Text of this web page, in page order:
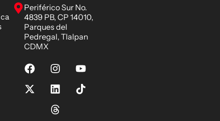
Periférico Sur No.
4839 PB, CP 14010,
Parques del
Pedregal, Tlalpan
CDMX